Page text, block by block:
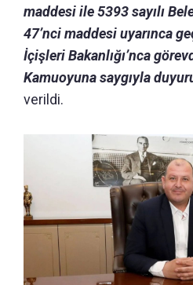
maddesi ile 5393 sayılı
47’nci maddesi uyarınca
İçişleri Bakanlığı’nca
Kamuoyuna saygıyla
verildi.